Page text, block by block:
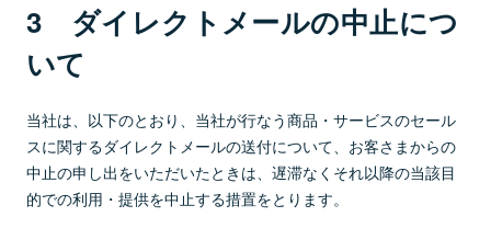
3 ダイレクトメールの中止につ
いて
当社は、以下のとおり、当社が行なう商品・サービスのセール
スに関するダイレクトメールの送付について、お客さまからの
中止の申し出をいただいたときは、遅滞なくそれ以降の当該目
的での利用・提供を中止する措置をとります。